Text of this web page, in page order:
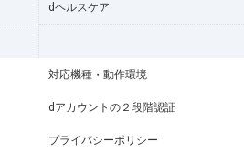
dヘルスケア
対応機種・動作環境
dアカウントの２段階認証
プライバシーポリシー